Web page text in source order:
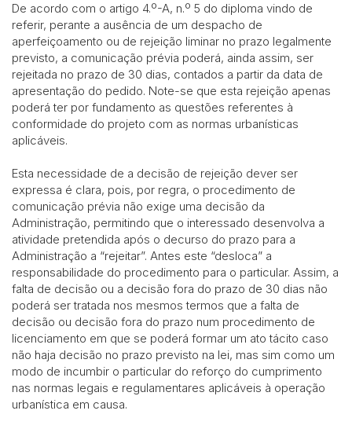
De acordo com o artigo 4.º-A, n.º 5 do diploma vindo de
referir, perante a ausência de um despacho de
aperfeiçoamento ou de rejeição liminar no prazo legalmente
previsto, a comunicação prévia poderá, ainda assim, ser
rejeitada no prazo de 30 dias, contados a partir da data de
apresentação do pedido. Note-se que esta rejeição apenas
poderá ter por fundamento as questões referentes à
conformidade do projeto com as normas urbanísticas
aplicáveis.
Esta necessidade de a decisão de rejeição dever ser
expressa é clara, pois, por regra, o procedimento de
comunicação prévia não exige uma decisão da
Administração, permitindo que o interessado desenvolva a
atividade pretendida após o decurso do prazo para a
Administração a “rejeitar”. Antes este “desloca” a
responsabilidade do procedimento para o particular. Assim, a
falta de decisão ou a decisão fora do prazo de 30 dias não
poderá ser tratada nos mesmos termos que a falta de
decisão ou decisão fora do prazo num procedimento de
licenciamento em que se poderá formar um ato tácito caso
não haja decisão no prazo previsto na lei, mas sim como um
modo de incumbir o particular do reforço do cumprimento
nas normas legais e regulamentares aplicáveis à operação
urbanística em causa.